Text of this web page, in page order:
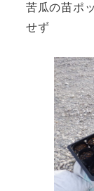
苦瓜の苗ポ
せず